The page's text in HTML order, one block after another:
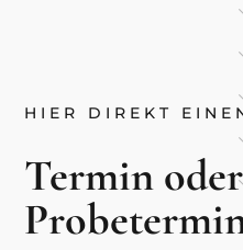
HIER DIREKT
Termin oder